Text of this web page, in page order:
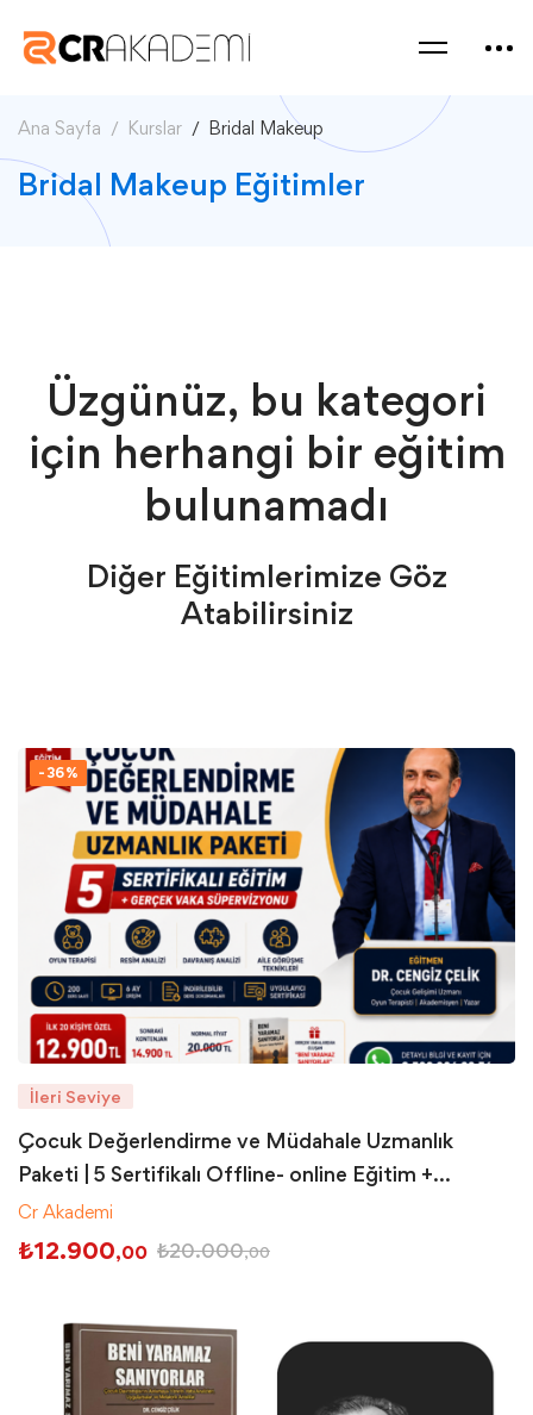
Ana Sayfa Kurslar Bridal Makeup
Bridal Makeup Eğitimler
Üzgünüz, bu kategori
için herhangi bir eğitim
bulunamadı
Diğer Eğitimlerimize Göz
Atabilirsiniz
-36%
İleri Seviye
Çocuk Değerlendirme ve Müdahale Uzmanlık
Paketi | 5 Sertifikalı Offline- online Eğitim +
Süpervizyon
Cr Akademi
₺12.900,00 ₺20.000,00